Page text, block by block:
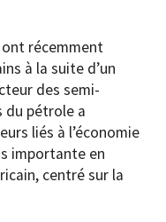
ont récemment
à la suite d’un
des semi-
du pétrole a
liés à l’économie
importante en
centré sur la